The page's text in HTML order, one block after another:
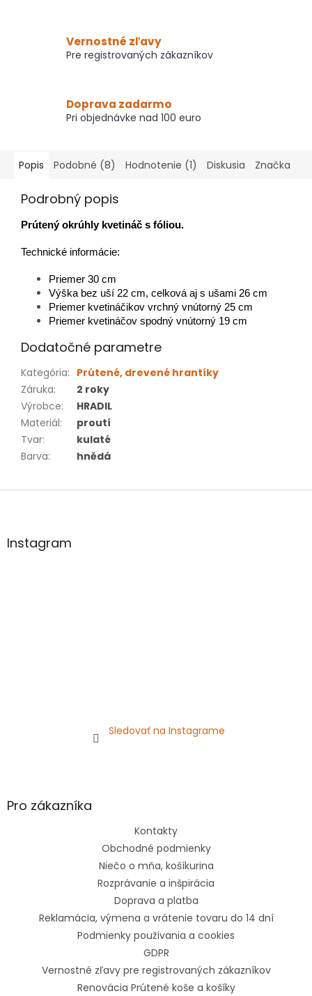
Vernostné zľavy
Pre registrovaných zákazníkov
Doprava zadarmo
Pri objednávke nad 100 euro
Popis Podobné (8) Hodnotenie (1) Diskusia Značka
Podrobný popis
Prútený okrúhly kvetináč s fóliou.
Technické informácie:
Priemer 30 cm
Výška bez uší 22 cm, celková aj s ušami 26 cm
Priemer kvetináčikov vrchný vnútorný 25 cm
Priemer kvetináčov spodný vnútorný 19 cm
Dodatočné parametre
Kategória: Prútené, drevené hrantíky
Záruka:
2 roky
Výrobce:
HRADIL
Materiál:
proutí
Tvar:
kulaté
Barva: hnědá
Z
äInstagram
Sledovať na Instagrame
Pro zákazníka
Kontakty
Obchodné podmienky
Niečo o mňa, košíkurina
Rozprávanie a inšpirácia
Doprava a platba
Reklamácia, výmena a vrátenie tovaru do 14 dní
Podmienky používania a cookies
GDPR
Vernostné zľavy pre registrovaných zákazníkov
Renovácia Prútené koše a košíky